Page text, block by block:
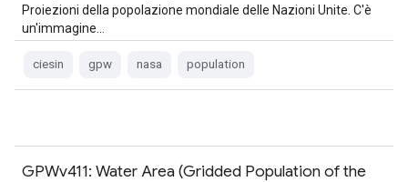
Proiezioni della popolazione mondiale delle Nazioni Unite. C'è
un'immagine…
ciesin gpw nasa population
GPWv411: Water Area (Gridded Population of the